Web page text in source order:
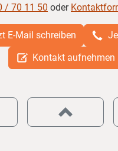
/ 70 11 50 oder
E-Mail schreiben
Kontakt aufnehmen